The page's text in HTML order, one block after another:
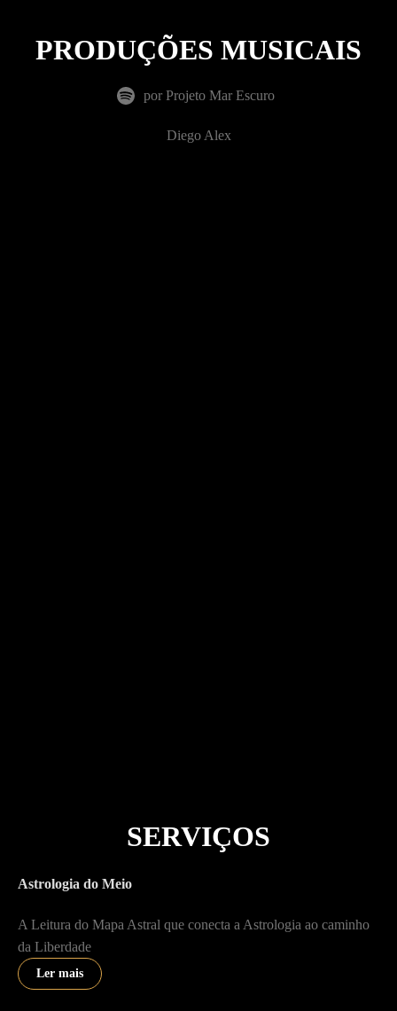
PRODUÇÕES MUSICAIS
por Projeto Mar Escuro
Diego Alex
SERVIÇOS
Astrologia do Meio
A Leitura do Mapa Astral que conecta a Astrologia ao caminho
da Liberdade
Ler mais